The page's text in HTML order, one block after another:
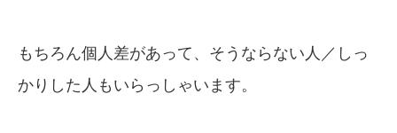
もちろん個人差があって、そうならない人／しっ
かりした人もいらっしゃいます。